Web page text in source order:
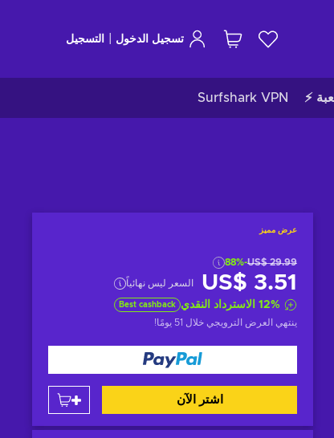
تسجيل الدخول التسجيل
⚡
Surfshark VPN
عرض مميز
US$ 29.99
-88%
US$ 3.51 السعر ليس نهائياً
12% الاسترداد النقدي Best cashback
ينتهي العرض الترويجي خلال 51 يومًا !
اشتر الآن